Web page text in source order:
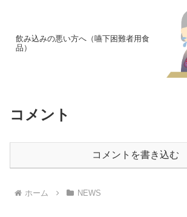
飲み込みの悪い方へ（嚥下困難者用食
品）
コメント
コメントを書き込む
ホーム NEWS